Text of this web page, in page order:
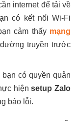
internet để tải về
có kết nối Wi-Fi
cảm thấy mạng
truyền trước
có quyền quản
hiệnsetup Zalo
báo lỗi.